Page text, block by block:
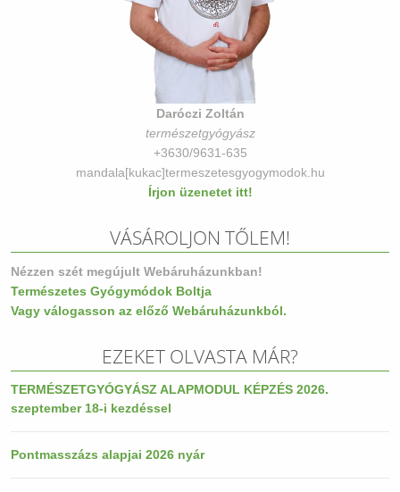
Daróczi Zoltán
természetgyógyász
+3630/9631-635
mandala[kukac]termeszetesgyogymodok.hu
Írjon üzenetet itt!
VÁSÁROLJON TŐLEM!
Nézzen szét megújult Webáruházunkban!
Természetes Gyógymódok Boltja
Vagy válogasson az előző Webáruházunkból.
EZEKET OLVASTA MÁR?
TERMÉSZETGYÓGYÁSZ ALAPMODUL KÉPZÉS 2026.
szeptember 18-i kezdéssel
Pontmasszázs alapjai 2026 nyár